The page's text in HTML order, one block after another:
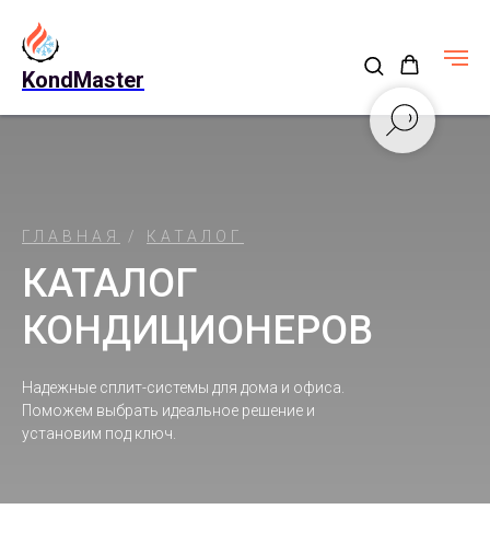
KondMaster
ГЛАВНАЯ / КАТАЛОГ
КАТАЛОГ
КОНДИЦИОНЕРОВ
Надежные сплит-системы для дома и офиса.
Поможем выбрать идеальное решение и
установим под ключ.